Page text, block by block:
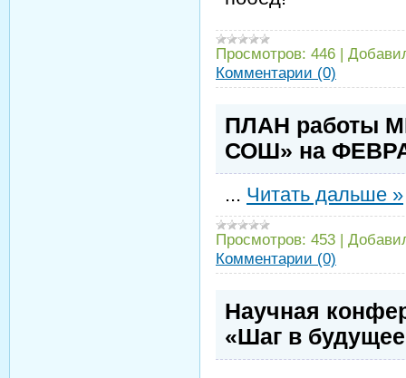
Просмотров: 446 |
Комментарии (0)
ПЛАН работы
СОШ» на
... Читать дальше »
Просмотров: 453 |
Комментарии (0)
Научная
«Шаг в